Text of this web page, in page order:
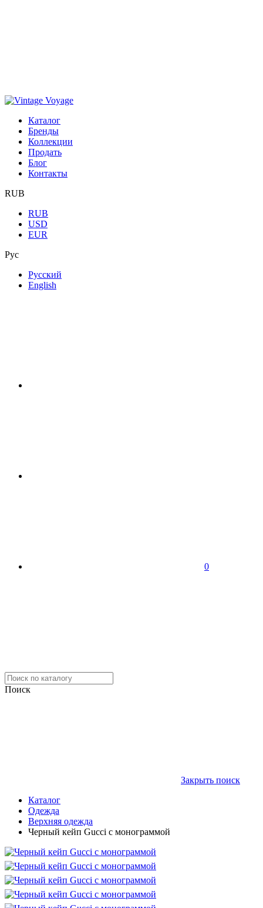
Каталог
Бренды
Коллекции
Продать
Блог
Контакты
RUB
RUB
USD
EUR
Рус
Русский
English
0
Поиск
Закрыть поиск
Каталог
Одежда
Верхняя одежда
Черный кейп Gucci с монограммой